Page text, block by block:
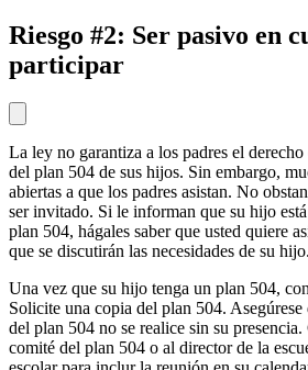
Riesgo #2: Ser pasivo en
participar
La ley no garantiza a los padres el
del plan 504 de sus hijos. Sin embargo,
abiertas a que los padres asistan. No
ser invitado. Si le informan que su hijo
plan 504, hágales saber que usted quiere
que se discutirán las necesidades de su hijo.
Una vez que su hijo tenga un plan 504,
Solicite una copia del plan 504.
del plan 504 no se realice sin su
comité del plan 504 o al director de la